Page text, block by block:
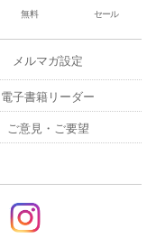
無料 セール
メルマガ設定
電子書籍リーダー
ご意見・ご要望